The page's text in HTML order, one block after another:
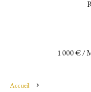
1 000 € /
Accueil